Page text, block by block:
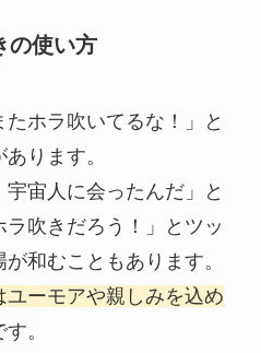
の使い方
ホラ吹いてるな！」と
ります。
宙人に会ったんだ」と
吹きだろう！」とツッ
和むこともあります。
ユーモアや親しみを込め
す。